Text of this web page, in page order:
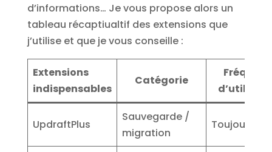
d’informations… Je vous propose alors un
tableau récaptiualtif des extensions que
j’utilise et que je vous conseille :
Extensions
indispensables
Catégorie
UpdraftPlus
Sauvegarde /
migration
Toujours